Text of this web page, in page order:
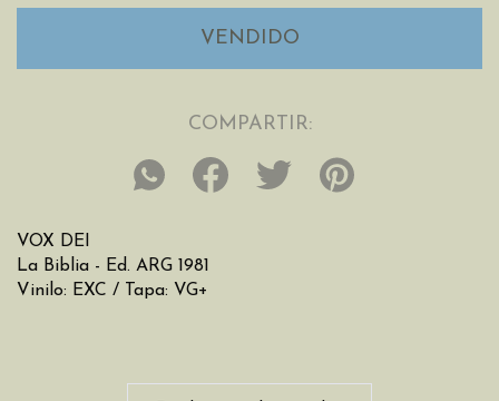
COMPARTIR:
VOX DEI
La Biblia - Ed. ARG 1981
Vinilo: EXC / Tapa: VG+